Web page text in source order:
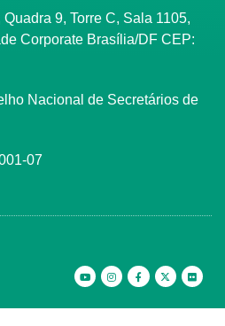
9, Torre C, Sala 1105,
Corporate Brasília/DF CEP:
Nacional de Secretários de
07